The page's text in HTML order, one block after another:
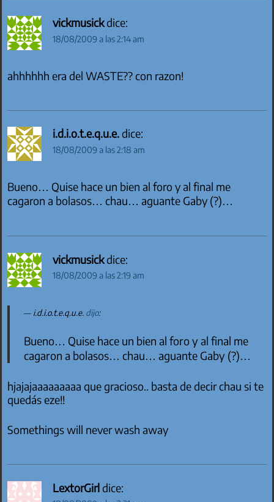
vickmusickdice:
18/08/2009 a las 2:14 am
ahhhhhh era del WASTE?? con razon!
i.d.i.o.t.e.q.u.e.dice:
18/08/2009 a las 2:18 am
Bueno… Quise hace un bien al foro y al final me
cagaron a bolasos… chau… aguante Gaby (?)…
vickmusickdice:
18/08/2009 a las 2:19 am
i.d.i.o.t.e.q.u.e. dijo:
Bueno… Quise hace un bien al foro y al final me
cagaron a bolasos… chau… aguante Gaby (?)…
hjajajaaaaaaaaa que gracioso.. basta de decir chau si te
quedás eze!!
Somethings will never wash away
LextorGirl dice: